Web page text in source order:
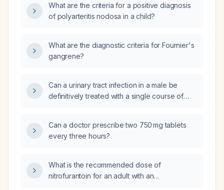
What are the criteria for a positive diagnosis
of polyarteritis nodosa in a child?
What are the diagnostic criteria for Fournier's
gangrene?
Can a urinary tract infection in a male be
definitively treated with a single course of
Can a doctor prescribe two 750 mg tablets
every three hours?
What is the recommended dose of
nitrofurantoin for an adult with an